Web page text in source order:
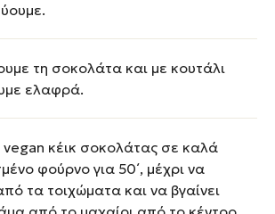
τη σοκολάτα και με κουτάλι
ελαφρά.
κέικ σοκολάτας σε καλά
φούρνο για 50΄, μέχρι να
τα τοιχώματα και να βγαίνει